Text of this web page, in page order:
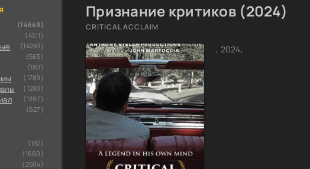
(14649)
(4511)
(14283)
(565)
(180)
(1789)
(1280)
(1397)
(627)
(182)
(1660)
(2504)
Признание критиков (2024)
CRITICAL ACCLAIM
, 2024,